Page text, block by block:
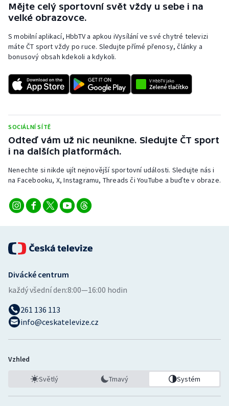
Mějte celý sportovní svět vždy u sebe i na
velké obrazovce.
S mobilní aplikací, HbbTV a apkou iVysílání ve své chytré televizi
máte ČT sport vždy po ruce. Sledujte přímé přenosy, články a
bonusový obsah kdekoli a kdykoli.
SOCIÁLNÍ SÍTĚ
Odteď vám už nic neunikne. Sledujte ČT sport
i na dalších platformách.
Nenechte si nikde ujít nejnovější sportovní události. Sledujte nás i
na Facebooku, X, Instagramu, Threads či YouTube a buďte v obraze.
Divácké centrum
každý všední den:8:00—16:00 hodin
261 136 113
info@ceskatelevize.cz
Vzhled
Světlý Tmavý Systém